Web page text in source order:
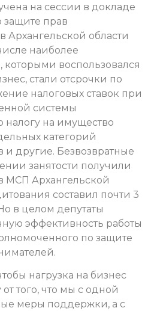
на сессии в докладе
защите прав
области
наиболее
которыми воспользовался
стали отсрочки по
налоговых ставок при
системы
налогу на имущество
категорий
и другие. Безвозвратные
занятости получили
МСП Архангельской
составил почти 3
в целом депутаты
эффективность работы
по защите
нагрузка на бизнес
того, что мы с одной
меры поддержки, а с